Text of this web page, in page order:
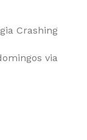
Crashing
via